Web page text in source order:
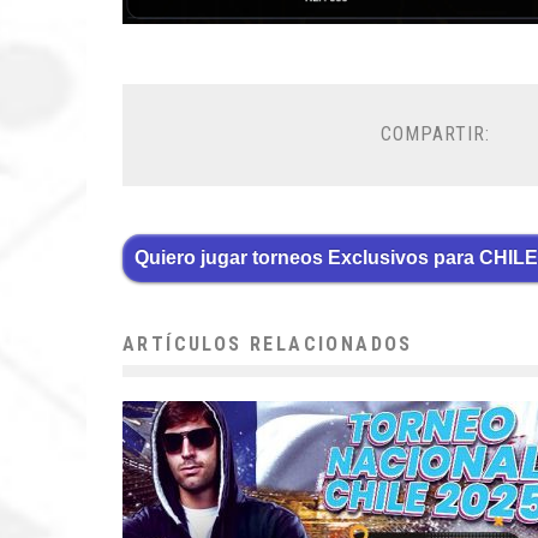
COMPARTIR:
Quiero jugar torneos Exclusivos para
ARTÍCULOS RELACIONADOS